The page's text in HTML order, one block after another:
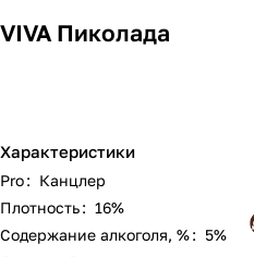
VIVA Пиколада
Характеристики
Pro: Канцлер
Плотность: 16%
Содержание алкоголя, %: 5%